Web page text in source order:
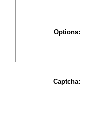
Options:
Captcha: